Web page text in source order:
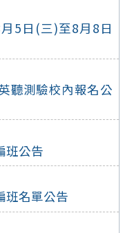
5日(三)至8月8日
聽測驗校內報名公
班公告
班名單公告